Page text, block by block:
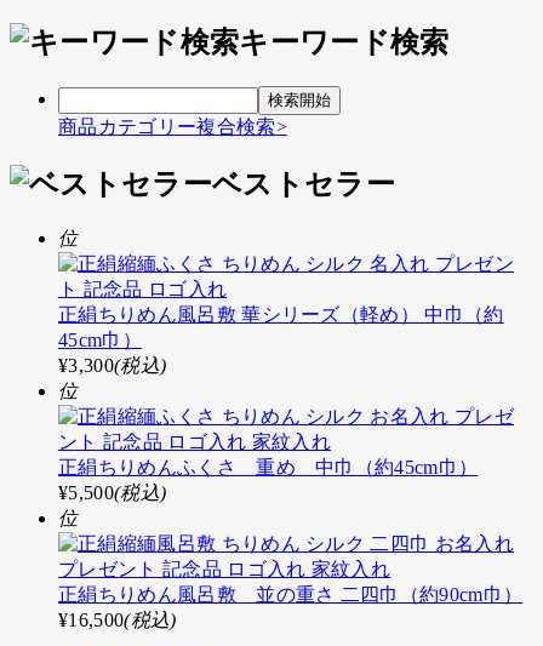
ナ
ビ
ゲ
シ
ン
キーワード検索
商品カテゴリー複合検索>
ベストセラー
位
正絹ちりめん風呂敷 華シリーズ（軽め） 中巾（約
45cm巾）
¥3,300(税込)
位
正絹ちりめんふくさ 重め 中巾（約45cm巾）
¥5,500(税込)
位
正絹ちりめん風呂敷 並の重さ 二四巾（約90cm巾）
¥16,500(税込)